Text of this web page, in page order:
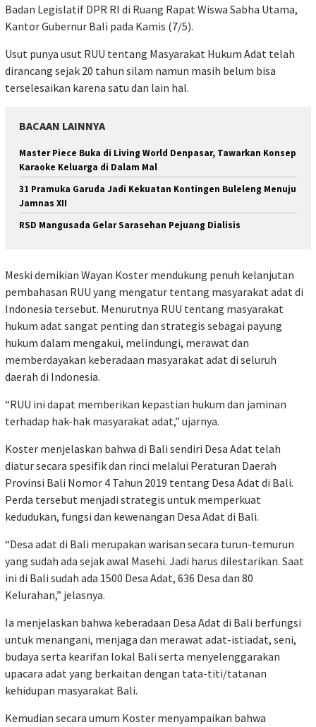
Badan Legislatif DPR RI di Ruang Rapat Wiswa Sabha Utama,
Kantor Gubernur Bali pada Kamis (7/5).
Usut punya usut RUU tentang Masyarakat Hukum Adat telah
dirancang sejak 20 tahun silam namun masih belum bisa
terselesaikan karena satu dan lain hal.
BACAAN LAINNYA
Master Piece Buka di Living World Denpasar, Tawarkan Konsep
Karaoke Keluarga di Dalam Mal
31 Pramuka Garuda Jadi Kekuatan Kontingen Buleleng Menuju
Jamnas XII
RSD Mangusada Gelar Sarasehan Pejuang Dialisis
Meski demikian Wayan Koster mendukung penuh kelanjutan
pembahasan RUU yang mengatur tentang masyarakat adat di
Indonesia tersebut. Menurutnya RUU tentang masyarakat
hukum adat sangat penting dan strategis sebagai payung
hukum dalam mengakui, melindungi, merawat dan
memberdayakan keberadaan masyarakat adat di seluruh
daerah di Indonesia.
“RUU ini dapat memberikan kepastian hukum dan jaminan
terhadap hak-hak masyarakat adat,” ujarnya.
Koster menjelaskan bahwa di Bali sendiri Desa Adat telah
diatur secara spesifik dan rinci melalui Peraturan Daerah
Provinsi Bali Nomor 4 Tahun 2019 tentang Desa Adat di Bali.
Perda tersebut menjadi strategis untuk memperkuat
kedudukan, fungsi dan kewenangan Desa Adat di Bali.
“Desa adat di Bali merupakan warisan secara turun-temurun
yang sudah ada sejak awal Masehi. Jadi harus dilestarikan. Saat
ini di Bali sudah ada 1500 Desa Adat, 636 Desa dan 80
Kelurahan,” jelasnya.
Ia menjelaskan bahwa keberadaan Desa Adat di Bali berfungsi
untuk menangani, menjaga dan merawat adat-istiadat, seni,
budaya serta kearifan lokal Bali serta menyelenggarakan
upacara adat yang berkaitan dengan tata-titi/tatanan
kehidupan masyarakat Bali.
Kemudian secara umum Koster menyampaikan bahwa